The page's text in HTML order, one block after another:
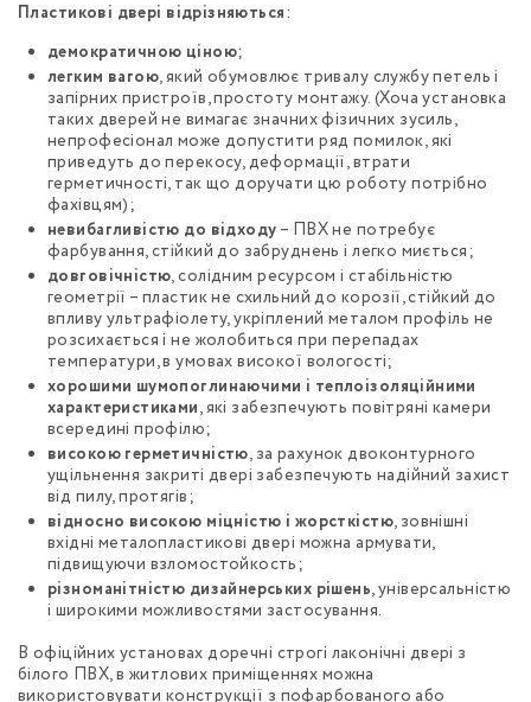
Пластикові двері відрізняються :
демократичною ціною;
легким вагою, який обумовлює тривалу службу петель і
запірних пристроїв, простоту монтажу. (Хоча установка
таких дверей не вимагає значних фізичних зусиль,
непрофесіонал може допустити ряд помилок, які
приведуть до перекосу, деформації, втрати
герметичності, так що доручати цю роботу потрібно
фахівцям);
невибагливістю до відходу – ПВХ не потребує
фарбування, стійкий до забруднень і легко миється;
довговічністю, солідним ресурсом і стабільністю
геометрії – пластик не схильний до корозії, стійкий до
впливу ультрафіолету, укріплений металом профіль не
розсихається і не жолобиться при перепадах
температури, в умовах високої вологості;
хорошими шумопоглинаючими і теплоізоляційними
характеристиками, які забезпечують повітряні камери
всередині профілю;
високою герметичністю, за рахунок двоконтурного
ущільнення закриті двері забезпечують надійний захист
від пилу, протягів;
відносно високою міцністю і жорсткістю, зовнішні
вхідні металопластикові двері можна армувати,
підвищуючи взломостойкость;
різноманітністю дизайнерських рішень, універсальністю
і широкими можливостями застосування.
В офіційних установах доречні строгі лаконічні двері з
білого ПВХ, в житлових приміщеннях можна
використовувати конструкції з пофарбованого або